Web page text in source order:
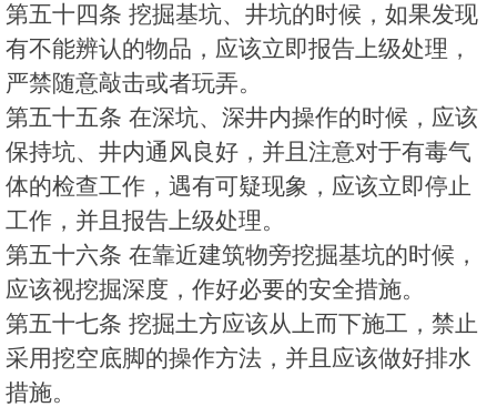
第五十四条 挖掘基坑、井坑的时候，如果发现
有不能辨认的物品，应该立即报告上级处理，
严禁随意敲击或者玩弄。
第五十五条 在深坑、深井内操作的时候，应该
保持坑、井内通风良好，并且注意对于有毒气
体的检查工作，遇有可疑现象，应该立即停止
工作，并且报告上级处理。
第五十六条 在靠近建筑物旁挖掘基坑的时候，
应该视挖掘深度，作好必要的安全措施。
第五十七条 挖掘土方应该从上而下施工，禁止
采用挖空底脚的操作方法，并且应该做好排水
措施。